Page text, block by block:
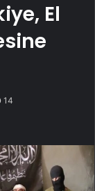
El
14